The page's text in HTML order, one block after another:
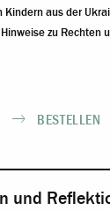
Kindern aus der
zu Rechten
BESTELLEN
und